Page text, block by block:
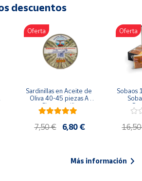
descuentos
Oferta
Sardinillas en Aceite de
Oliva 40-45 piezas A
Churrusquiña
7,50 € 6,80 €
Oferta
Sobaos
Más información